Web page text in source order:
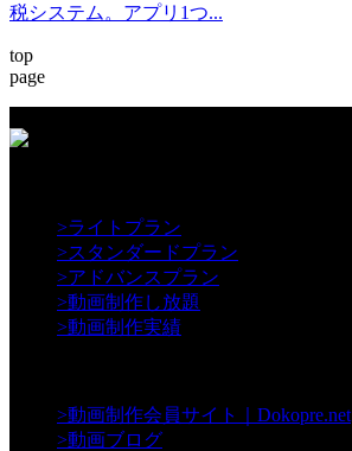
税システム。アプリ1つ...
top
page
>ライトプラン
>スタンダードプラン
>アドバンスプラン
>動画制作し放題
>動画制作実績
>動画制作会員サイト｜Dokopre.net
>動画ブログ